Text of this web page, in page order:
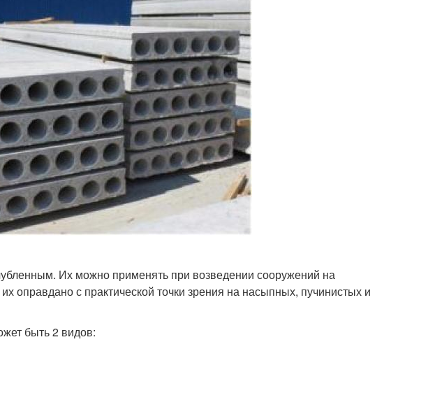
Их можно применять при возведении сооружений на
оправдано с практической точки зрения на насыпных, пучинистых и
быть 2 видов: